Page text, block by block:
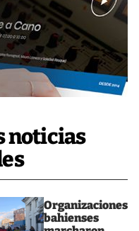
noticias
Organizaciones
bahienses